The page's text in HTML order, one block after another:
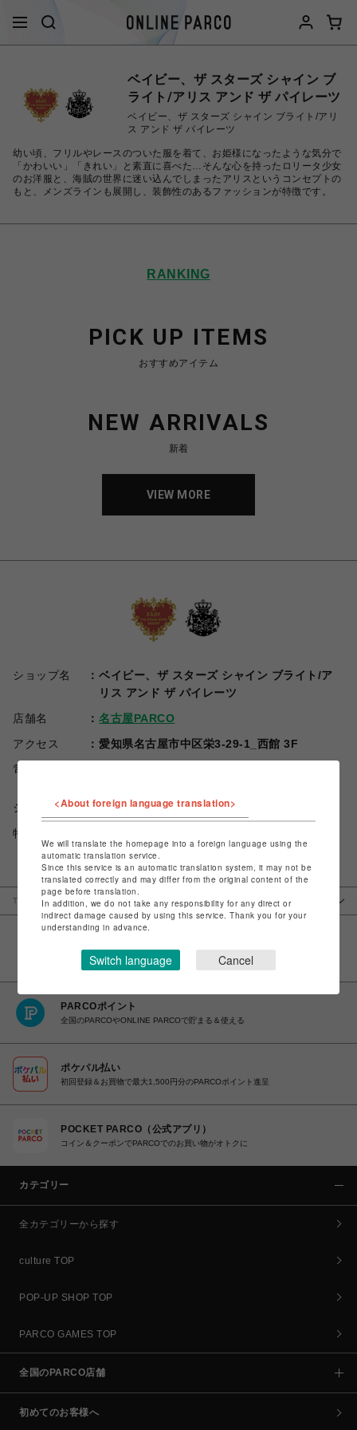
ベイビー、ザ スターズ シャイン ブ
ライト/アリス アンド ザ パイレーツ
ベイビー、ザ スターズ シャイン ブライト/アリ
ス アンド ザ パイレーツ
幼い頃、フリルやレースのついた服を着て、お姫様になったような気分で
「かわいい」「きれい」と素直に喜べた…そんな心を持ったロリータ少女
のお洋服と、海賊の世界に迷い込んでしまったアリスというコンセプトの
もと、メンズラインも展開し、装飾性のあるファッションが特徴です。
RANKING
PICK UP ITEMS
おすすめアイテム
NEW ARRIVALS
新着
VIEW MORE
ショップ名
ベイビー、ザ スターズ シャイン ブライト/ア
リス アンド ザ パイレーツ
店舗名
名古屋PARCO
アクセス
愛知県名古屋市中区栄3-29-1_西館 3F
電話番号
ショップお問い合わせはこちら
特定商取引法など法令に基づく表記は
TOP 名古屋PARCO
ベイビー、ザ スターズ シャイン ブライト/アリス アン
ド ザ パイレーツ
PARCOポイント
全国のPARCOやONLINE PARCOで貯まる＆使える
ポケパル払い
初回登録＆お買物で最大1,500円分のPARCOポイント進呈
POCKET PARCO（公式アプリ）
コイン＆クーポンでPARCOでのお買い物がオトクに
カテゴリー
全カテゴリーから探す
culture TOP
POP-UP SHOP TOP
PARCO GAMES TOP
全国のPARCO店舗
初めてのお客様へ
<About foreign language translation>
We will translate the homepage into a foreign language using the
automatic translation service.
Since this service is an automatic translation system, it may not be
translated correctly and may differ from the original content of the
page before translation.
In addition, we do not take any responsibility for any direct or
indirect damage caused by using this service. Thank you for your
understanding in advance.
Switch language Cancel